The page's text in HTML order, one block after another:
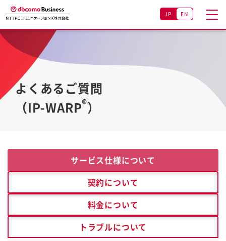
JP EN
よくあるご質問
（IP-WARP®）
サービス仕様について
契約について
料金について
トラブルについて